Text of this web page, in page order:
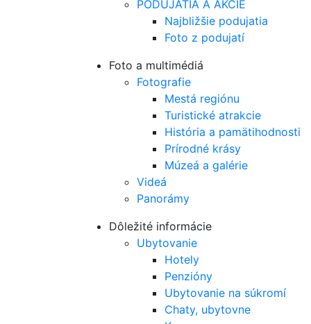
PODUJATIA A AKCIE
Najbližšie podujatia
Foto z podujatí
Foto a multimédiá
Fotografie
Mestá regiónu
Turistické atrakcie
História a pamätihodnosti
Prírodné krásy
Múzeá a galérie
Videá
Panorámy
Dôležité informácie
Ubytovanie
Hotely
Penzióny
Ubytovanie na súkromí
Chaty, ubytovne